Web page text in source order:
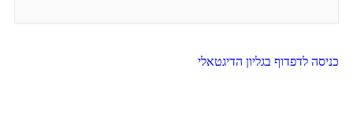
כניסה לדפדוף בגליון הדיגטאלי